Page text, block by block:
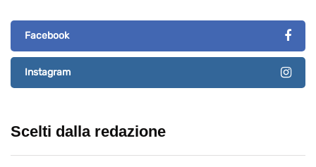
Facebook
Instagram
Scelti dalla redazione